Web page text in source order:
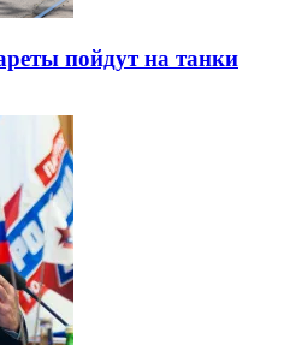
пойдут на танки